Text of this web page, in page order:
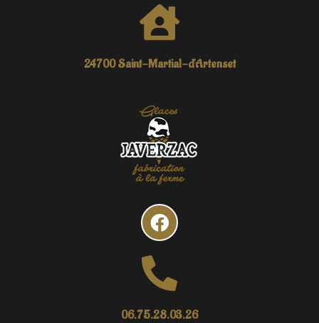
24700 Saint-Martial-d'Artenset
06.75.28.03.26